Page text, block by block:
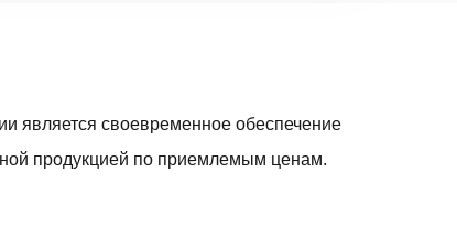
является своевременное обеспечение
продукцией по приемлемым ценам.